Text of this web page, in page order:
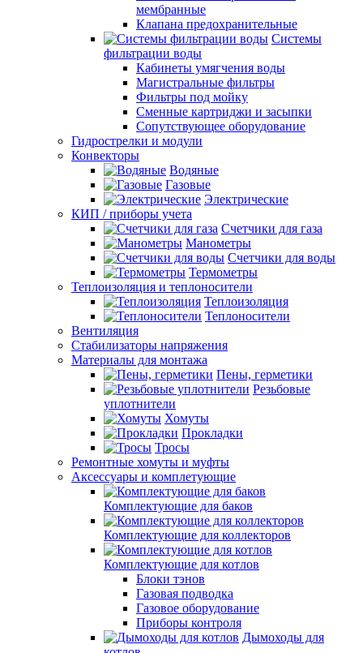
мембранные
Клапана предохранительные
Системы
фильтрации воды
Кабинеты умягчения воды
Магистральные фильтры
Фильтры под мойку
Сменные картриджи и засыпки
Сопутствующее оборудование
Гидрострелки и модули
Конвекторы
Водяные
Газовые
Электрические
КИП / приборы учета
Счетчики для газа
Манометры
Счетчики для воды
Термометры
Теплоизоляция и теплоносители
Теплоизоляция
Теплоносители
Вентиляция
Стабилизаторы напряжения
Материалы для монтажа
Пены, герметики
Резьбовые
уплотнители
Хомуты
Прокладки
Тросы
Ремонтные хомуты и муфты
Аксессуары и комплетующие
Комплектующие для баков
Комплектующие для коллекторов
Комплектующие для котлов
Блоки тэнов
Газовая подводка
Газовое оборудование
Приборы контроля
Дымоходы для